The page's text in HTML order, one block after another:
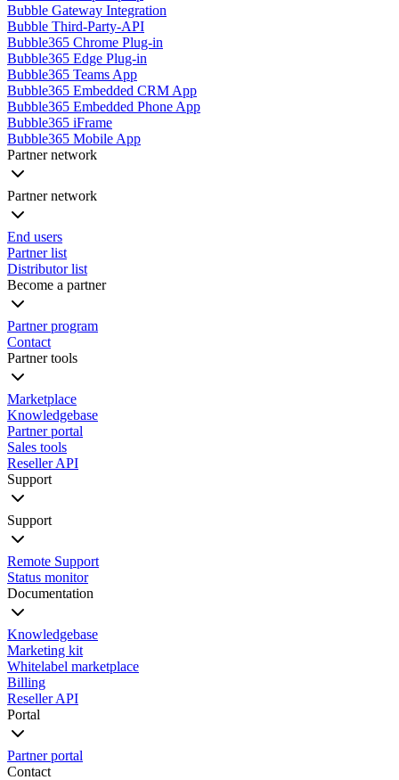
Bubble Gateway Integration
Bubble Third-Party-API
Bubble365 Chrome Plug-in
Bubble365 Edge Plug-in
Bubble365 Teams App
Bubble365 Embedded CRM App
Bubble365 Embedded Phone App
Bubble365 iFrame
Bubble365 Mobile App
Partner network
Partner network
End users
Partner list
Distributor list
Become a partner
Partner program
Contact
Partner tools
Marketplace
Knowledgebase
Partner portal
Sales tools
Reseller API
Support
Support
Remote Support
Status monitor
Documentation
Knowledgebase
Marketing kit
Whitelabel marketplace
Billing
Reseller API
Portal
Partner portal
Contact